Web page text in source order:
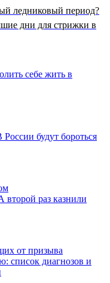
ледниковый период?
дни для стрижки в
себе жить в
будут бороться
раз казнили
список диагнозов и